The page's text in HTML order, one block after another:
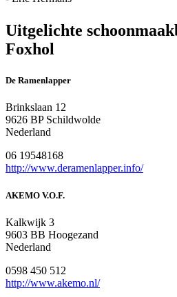
Uitgelichte
Foxhol
De Ramenlapper
Brinkslaan 12
9626 BP Schildwolde
Nederland
06 19548168
http://www.deramenlapper.info/
AKEMO V.O.F.
Kalkwijk 3
9603 BB Hoogezand
Nederland
0598 450 512
http://www.akemo.nl/